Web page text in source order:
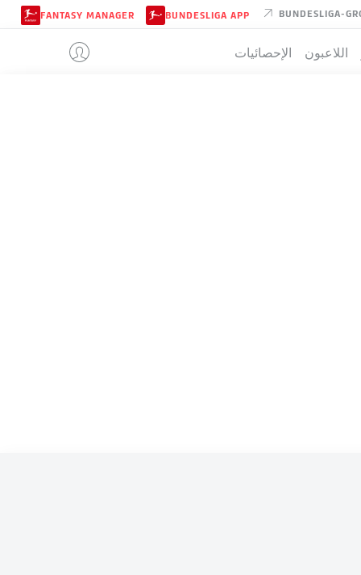
BUNDESLIGA-
BUNDESLIGA APP
FANTASY MANAGER
اللاعبون الإحصائيات